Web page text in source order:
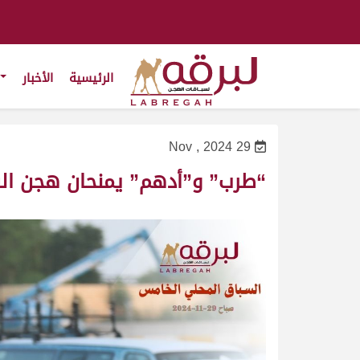
الرئيسية الأخبار
29 Nov , 2024
“طرب” و”أدهم” يمنحان هجن